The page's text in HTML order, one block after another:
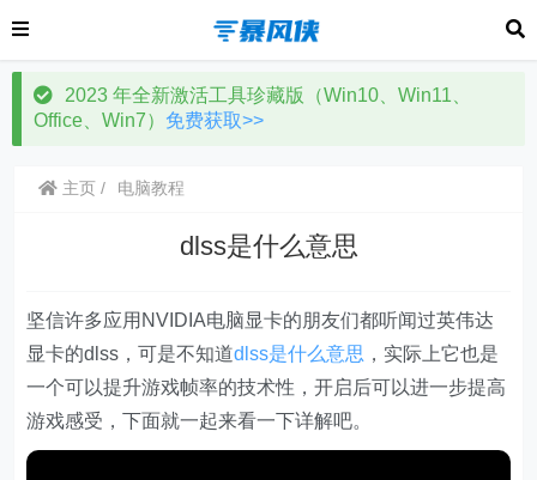
2023 年全新激活工具珍藏版（Win10、Win11、
Office、Win7） 免费获取>>
主页 电脑教程
dlss是什么意思
坚信许多应用NVIDIA电脑显卡的朋友们都听闻过英伟达
显卡的dlss，可是不知道dlss是什么意思 ，实际上它也是
一个可以提升游戏帧率的技术性，开启后可以进一步提高
游戏感受，下面就一起来看一下详解吧。